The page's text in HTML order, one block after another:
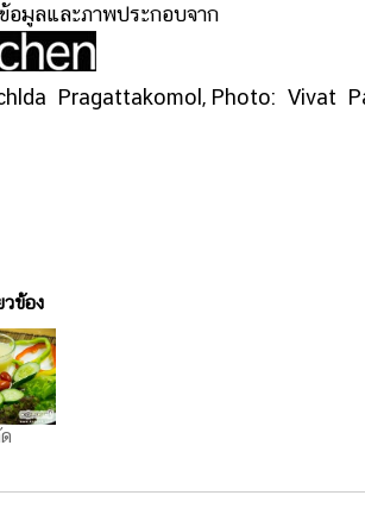
มูลและภาพประกอบจาก
Pragattakomol, Photo: Vivat
วข้อง